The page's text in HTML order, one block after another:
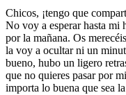
Chicos, ¡tengo que
No voy a esperar hasta mi
por la mañana. Os
la voy a ocultar ni un
bueno, hubo un ligero
que no quieres pasar por
importa lo buena que sea